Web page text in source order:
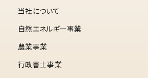
当社について
自然エネルギー事業
農業事業
行政書士事業